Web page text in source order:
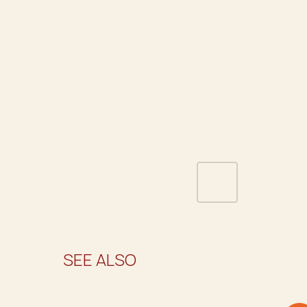
SEE ALSO